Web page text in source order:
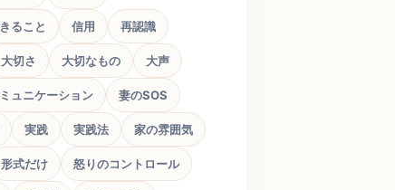
ること 信用 再認識
大切さ 大切なもの 大声
ュニケーション 妻のSOS
実践 実践法 家の雰囲気
形式だけ 怒りのコントロール